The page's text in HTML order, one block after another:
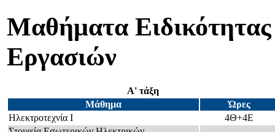
Μαθήματα
Εργασιών
Α' τάξη
Μάθημα
Ώρες
Ηλεκτροτεχνία Ι
4Θ+4Ε